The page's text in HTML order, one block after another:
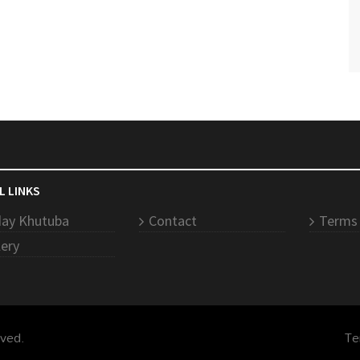
LINKS
Khutuba
Contact